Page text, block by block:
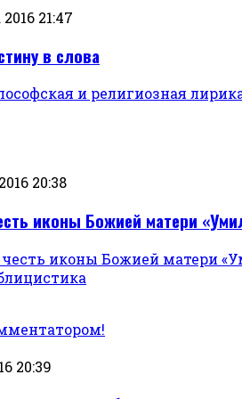
21:47
в слова
и религиозная
20:38
иконы Божией матери
20:39